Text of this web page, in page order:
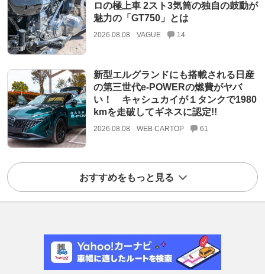
ロの極上車 2スト3気筒の独自の鼓動が
魅力の「GT750」とは
2026.08.08 VAGUE 14
新型エルグランドにも搭載される日産
の第三世代e-POWERの燃費がヤバ
い！ キャシュカイが１タンクで1980
kmを走破してギネスに認定!!
2026.08.08 WEB CARTOP 61
おすすめをもっと見る